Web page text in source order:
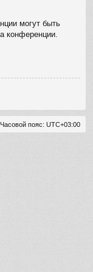
могут быть
конференции.
Часовой пояс: UTC+03:00